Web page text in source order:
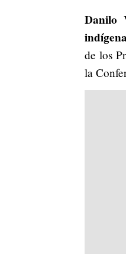
Danilo
de los
la